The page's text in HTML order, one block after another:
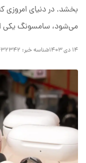
بخشد. در دنیای امروزی
می‌شود، سامسونگ یکی
۱۴ دی ۱۴۰۳ شناسه خبر: